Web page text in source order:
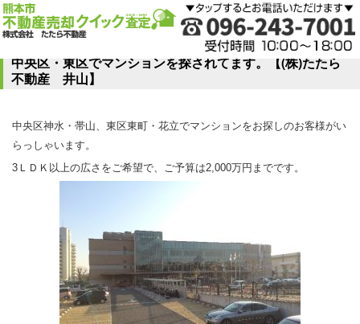
中央区・東区でマンションを探されてます。【(株)たたら
不動産 井山】
中央区神水・帯山、東区東町・花立でマンションをお探しのお客様がい
らっしゃいます。
3ＬＤＫ以上の広さをご希望で、ご予算は2,000万円までです。